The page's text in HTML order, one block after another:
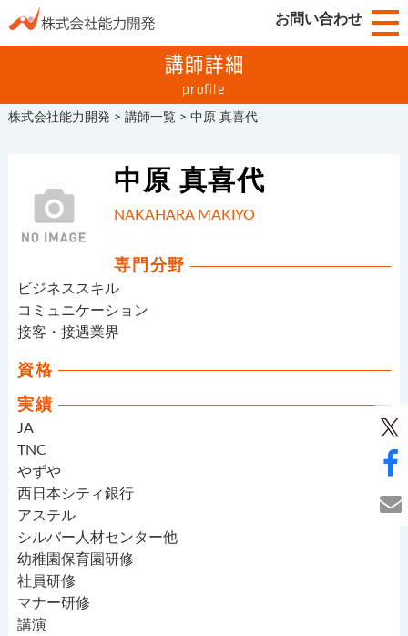
お問い合わせ
講師詳細
profile
株式会社能力開発 > 講師一覧 > 中原 真喜代
中原 真喜代
NAKAHARA MAKIYO
専門分野
ビジネススキル
コミュニケーション
接客・接遇業界
資格
実績
JA
TNC
やずや
西日本シティ銀行
アステル
シルバー人材センター他
幼稚園保育園研修
社員研修
マナー研修
講演